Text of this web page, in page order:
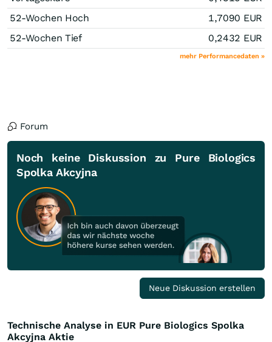
52-Wochen Hoch
1,7090 EUR
52-Wochen Tief
0,2432 EUR
mehr Performancedaten »
Forum
Noch keine Diskussion zu Pure Biologics
Spolka Akcyjna
Neue Diskussion erstellen
Technische Analyse in EUR Pure Biologics Spolka
Akcyjna Aktie